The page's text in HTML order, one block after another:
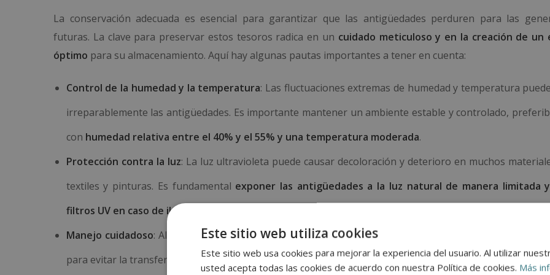
La conservación adecuada es esencial para garantizar que las antigüedades perduren para las
futuras. La clave para preservar estos tesoros radica en un cuidado meticuloso y en la creación de un
óptimo para su almacenamiento. Aquí hay algunas pautas importantes a tener en cuenta:
Control de la humedad y la temperatura: Las fluctuaciones extremas de humedad y temperatura
irreparablemente las antigüedades. Es importante mantener un ambiente estable y controlado,
con humedad relativa entre el 40% y el 55% y una temperatura moderada.
Protección contra la luz: La luz ultravioleta puede causar decoloración y deterioro en muchos
textiles y pinturas. Es fundamental exponer las antigüedades a la luz natural de manera limitada
filtros UV en caso de iluminación artificial
Manejo cuidadoso: Al manipular antigüedades, es crucial hacerlo con
para evitar la transferencia de aceites y suciedad de las manos a los objetos.
Este sitio web utiliza cookies
Este sitio web usa cookies para mejorar la experiencia del usuario. Al utilizar
usted acepta todas las cookies de acuerdo con nuestra Política de cookies. Más